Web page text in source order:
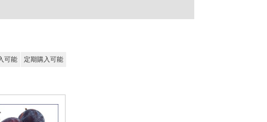
可能 定期購入可能